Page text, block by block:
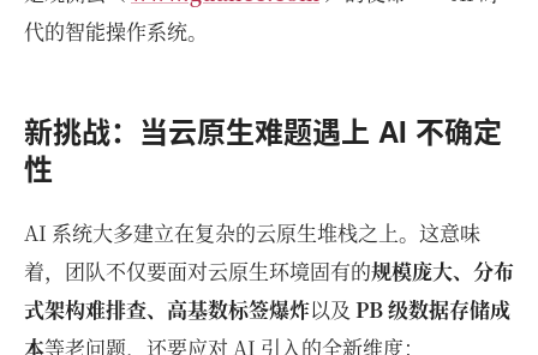
代的智能操作系统。
新挑战：当云原生难题遇上 AI 不确定
性
AI 系统大多建立在复杂的云原生堆栈之上。这意味
着，团队不仅要面对云原生环境固有的规模庞大、分布
式架构难排查、高基数标签爆炸以及 PB 级数据存储成
本等老问题，还要应对 AI 引入的全新维度：